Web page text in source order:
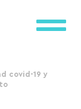
covid-19 y